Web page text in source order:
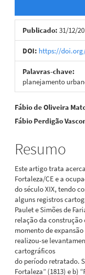
lateral
de
artigos
Publicado: 31/12/
DOI: https://doi.org/
Palavras-chave:
planejamento
Conteúdo
do
artigo
principal
Fábio de Oliveira
Fábio Perdigão
Resumo
Este artigo trata
Fortaleza/CE e a
do século XIX, tendo
alguns registros
Paulet e Simões de
relação da construção
momento de
realizou-se
cartográficos
do período retratado.
Fortaleza” (1813) e b)